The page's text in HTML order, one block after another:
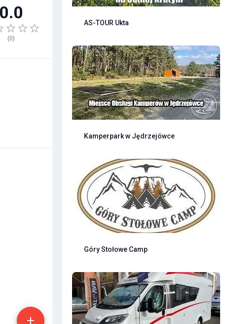
0.0
(0)
AS-TOUR Ukta
Kamperpark w Jędrzejówce
Góry Stołowe Camp